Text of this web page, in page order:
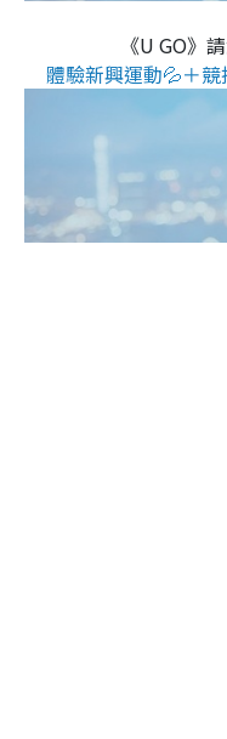
《U GO》
體驗新興運動💦＋